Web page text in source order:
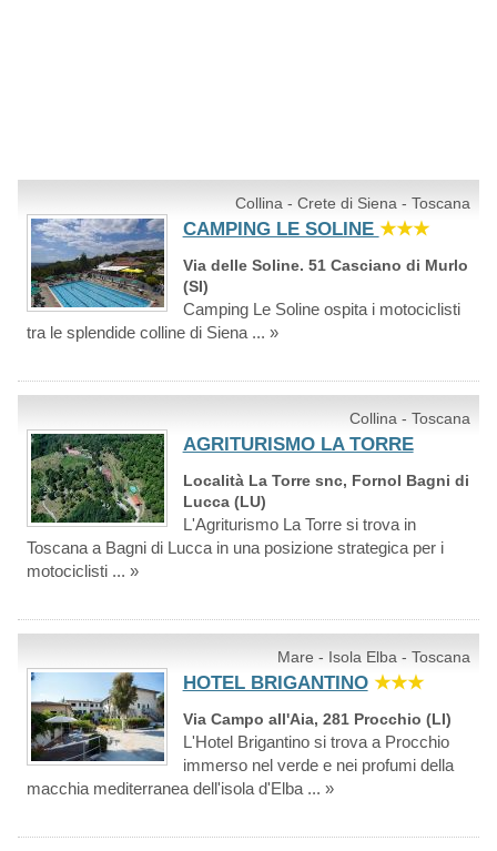
Collina - Crete di Siena - Toscana
CAMPING LE SOLINE ★★★
Via delle Soline. 51 Casciano di Murlo
(SI)
Camping Le Soline ospita i motociclisti
tra le splendide colline di Siena ... »
Collina - Toscana
AGRITURISMO LA TORRE
Località La Torre snc, Fornol Bagni di
Lucca (LU)
L'Agriturismo La Torre si trova in
Toscana a Bagni di Lucca in una posizione strategica per i
motociclisti ... »
Mare - Isola Elba - Toscana
HOTEL BRIGANTINO ★★★
Via Campo all'Aia, 281 Procchio (LI)
L'Hotel Brigantino si trova a Procchio
immerso nel verde e nei profumi della
macchia mediterranea dell'isola d'Elba ... »